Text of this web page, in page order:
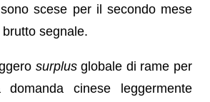
scese per il secondo mese
segnale.
surplusglobale di rame per
cinese leggermente